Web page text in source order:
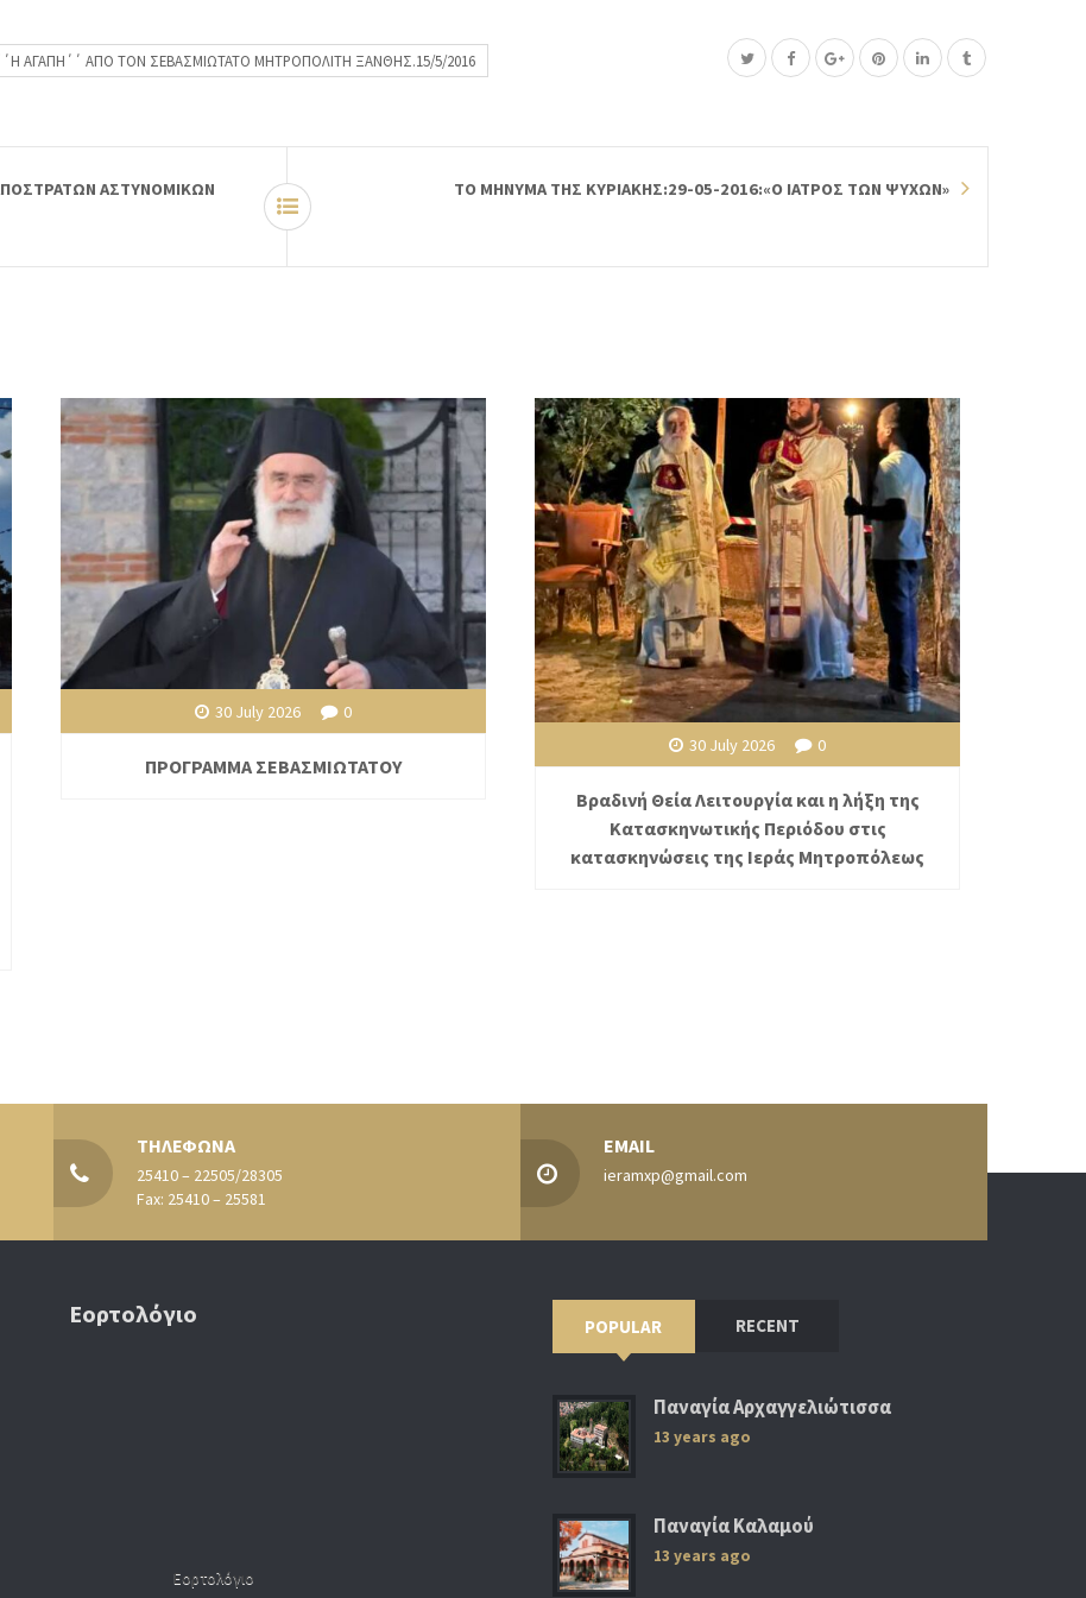
ΑΓΑΠΗ΄΄ ΑΠΟ ΤΟΝ ΣΕΒΑΣΜΙΩΤΑΤΟ ΜΗΤΡΟΠΟΛΙΤΗ ΞΑΝΘΗΣ.15/5/2016
ΑΣΤΥΝΟΜΙΚΩΝ
ΤΟ ΜΗΝΥΜΑ ΤΗΣ ΚΥΡΙΑΚΗΣ:29-05-2016:«Ο ΙΑΤΡΟΣ ΤΩΝ ΨΥΧΩΝ»
30 July 2026 0
ΠΡΟΓΡΑΜΜΑ ΣΕΒΑΣΜΙΩΤΑΤΟΥ
30 July 2026 0
Βραδινή Θεία Λειτουργία και η λήξη της
Κατασκηνωτικής Περιόδου στις
κατασκηνώσεις της Ιεράς Μητροπόλεως
ΤΗΛΕΦΩΝΑ
25410 – 22505/28305
Fax: 25410 – 25581
EMAIL
ieramxp@gmail.com
Εορτολόγιο
Εορτολόγιο
POPULAR RECENT
Παναγία Αρχαγγελιώτισσα
13 years ago
Παναγία Καλαμού
13 years ago